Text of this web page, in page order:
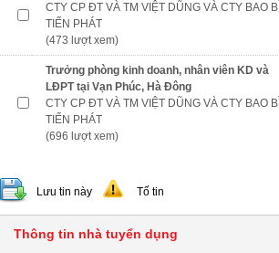
CTY CP ĐT VÀ TM VIỆT DŨNG VÀ CTY BAO BÌ
TIẾN PHÁT
(473 lượt xem)
Trưởng phòng kinh doanh, nhân viên KD và
LĐPT tại Vạn Phúc, Hà Đông
CTY CP ĐT VÀ TM VIỆT DŨNG VÀ CTY BAO BÌ
TIẾN PHÁT
(696 lượt xem)
Lưu tin này Tố tin
Thông tin nhà tuyển dụng